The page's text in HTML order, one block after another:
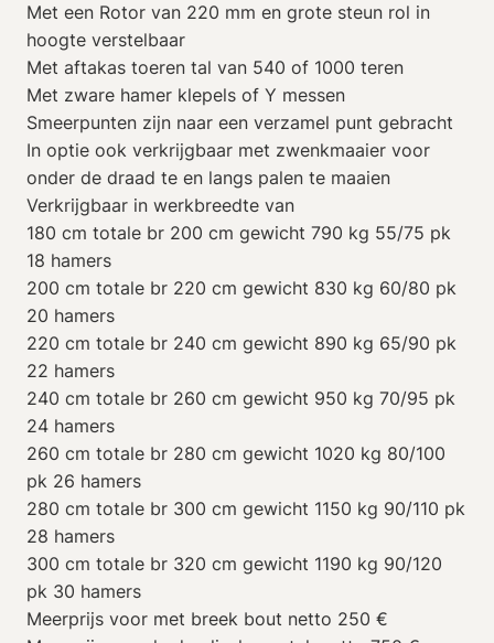
Met een Rotor van 220 mm en grote steun rol in
hoogte verstelbaar
Met aftakas toeren tal van 540 of 1000 teren
Met zware hamer klepels of Y messen
Smeerpunten zijn naar een verzamel punt gebracht
In optie ook verkrijgbaar met zwenkmaaier voor
onder de draad te en langs palen te maaien
Verkrijgbaar in werkbreedte van
180 cm totale br 200 cm gewicht 790 kg 55/75 pk
18 hamers
200 cm totale br 220 cm gewicht 830 kg 60/80 pk
20 hamers
220 cm totale br 240 cm gewicht 890 kg 65/90 pk
22 hamers
240 cm totale br 260 cm gewicht 950 kg 70/95 pk
24 hamers
260 cm totale br 280 cm gewicht 1020 kg 80/100
pk 26 hamers
280 cm totale br 300 cm gewicht 1150 kg 90/110 pk
28 hamers
300 cm totale br 320 cm gewicht 1190 kg 90/120
pk 30 hamers
Meerprijs voor met breek bout netto 250 €